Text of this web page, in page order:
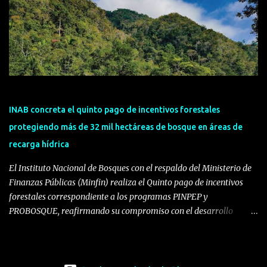
tecnología de clase mundial para el occidente de Guatemala. La
nueva operación consolida la presencia de PepsiCo en una de las
regiones más importantes para su negocio en Guatemala. Desde
este centro, la compañía fortalecerá la distribución de su portafolio
de alimentos y el servicio a clientes en gran parte del occidente del
país, una zona estratégica donde continúa fortaleciendo su
inauguración de este Centro de Distribución también refuerza una
visión integral de la cadena de valor de Pep...
INAB concreta el quinto pago de incentivos forestales
protegiendo más de 32 mil hectáreas de bosque en áreas de
recarga hídrica
El Instituto Nacional de Bosques con el respaldo del Ministerio de
Finanzas Públicas (Minfin) realiza el Quinto pago de incentivos
forestales correspondiente a los programas PINPEP y
PROBOSQUE, reafirmando su compromiso con el desarrollo